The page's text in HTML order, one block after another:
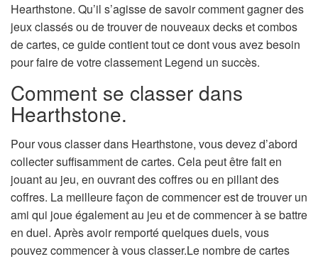
Hearthstone. Qu’il s’agisse de savoir comment gagner des
jeux classés ou de trouver de nouveaux decks et combos
de cartes, ce guide contient tout ce dont vous avez besoin
pour faire de votre classement Legend un succès.
Comment se classer dans
Hearthstone.
Pour vous classer dans Hearthstone, vous devez d’abord
collecter suffisamment de cartes. Cela peut être fait en
jouant au jeu, en ouvrant des coffres ou en pillant des
coffres. La meilleure façon de commencer est de trouver un
ami qui joue également au jeu et de commencer à se battre
en duel. Après avoir remporté quelques duels, vous
pouvez commencer à vous classer.Le nombre de cartes